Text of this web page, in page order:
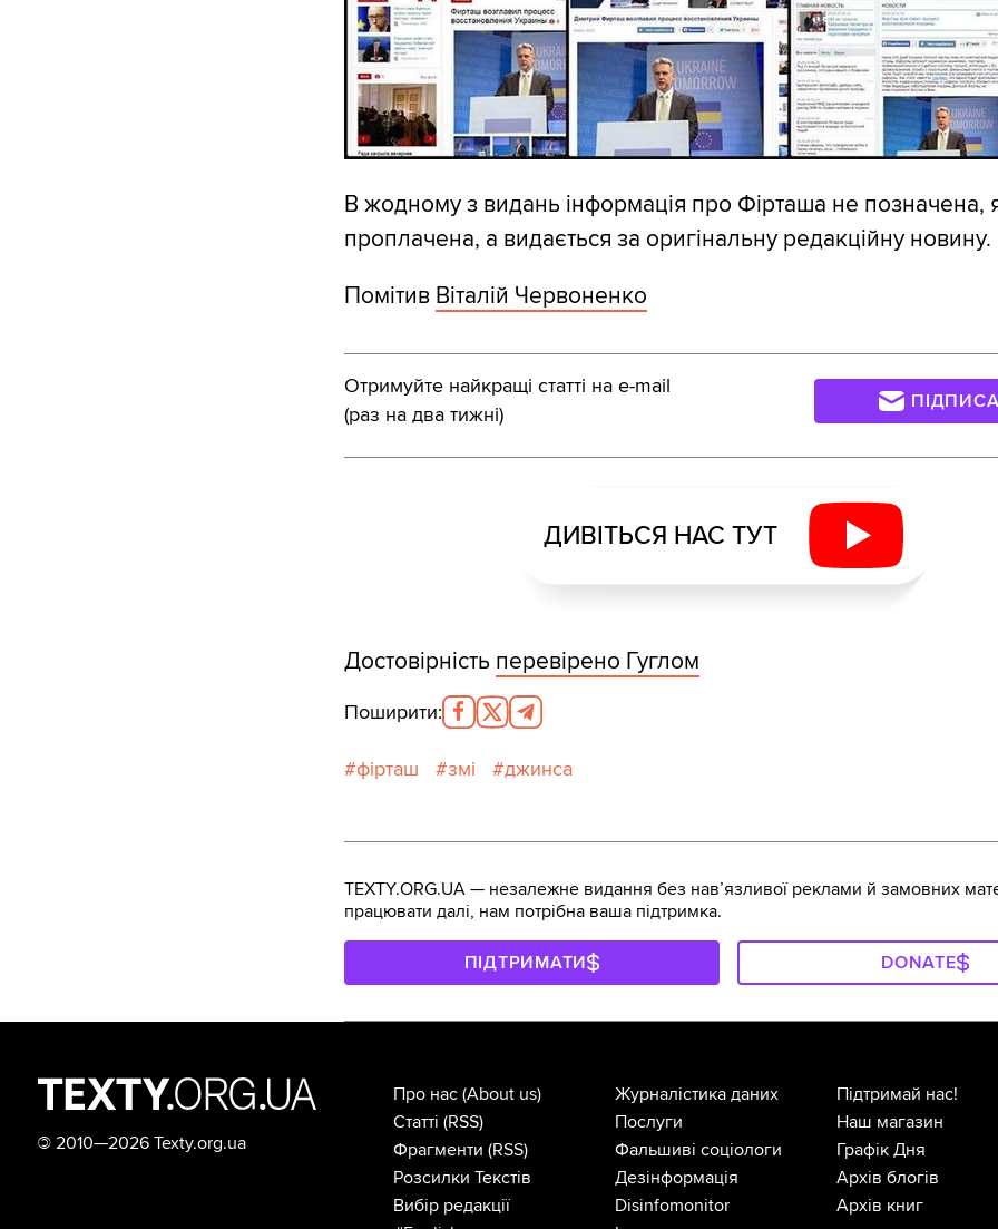
В жодному з видань інформація про Фірташа не позначена,
проплачена, а видається за оригінальну редакційну новину.
Помітив Віталій Червоненко
Отримуйте найкращі статті на e-mail
(раз на два тижні)
ДИВІТЬСЯ НАС ТУТ
Достовірність перевірено Гуглом
Поширити:
фірташ змі джинса
TEXTY.ORG.UA — незалежне видання без навʼязливої реклами й замовних
працювати далі, нам потрібна ваша підтримка.
ПІДТРИМАТИ DONATE
© 2010—2026 Texty.org.ua
Про нас (About us)
Статті (RSS)
Фрагменти (RSS)
Розсилки Текстів
Вибір редакції
Журналістика даних
Послуги
Фальшиві соціологи
Дезінформація
Disinfomonitor
Підтримай нас!
Наш магазин
Графік Дня
Архів блогів
Архів книг